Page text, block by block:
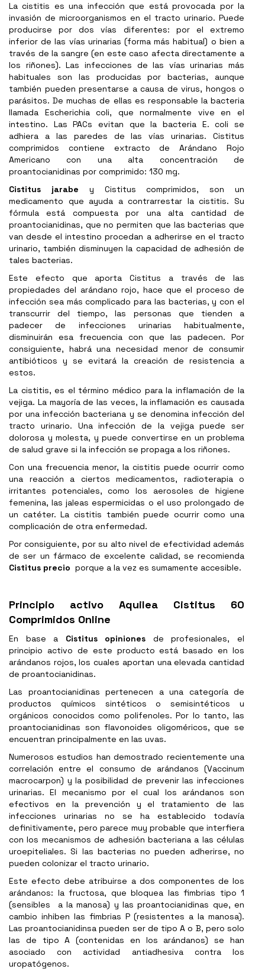
La cistitis es una infección que está provocada por la
invasión de microorganismos en el tracto urinario. Puede
producirse por dos vías diferentes: por el extremo
inferior de las vías urinarias (forma más habitual) o bien a
través de la sangre (en este caso afecta directamente a
los riñones). Las infecciones de las vías urinarias más
habituales son las producidas por bacterias, aunque
también pueden presentarse a causa de virus, hongos o
parásitos. De muchas de ellas es responsable la bacteria
llamada Escherichia coli, que normalmente vive en el
intestino. Las PACs evitan que la bacteria E. coli se
adhiera a las paredes de las vías urinarias. Cistitus
comprimidos contiene extracto de Arándano Rojo
Americano con una alta concentración de
proantocianidinas por comprimido: 130 mg.
Cistitus jarabe y Cistitus comprimidos, son un
medicamento que ayuda a contrarrestar la cistitis. Su
fórmula está compuesta por una alta cantidad de
proantocianidinas, que no permiten que las bacterias que
van desde el intestino procedan a adherirse en el tracto
urinario, también disminuyen la capacidad de adhesión de
tales bacterias.
Este efecto que aporta Cistitus a través de las
propiedades del arándano rojo, hace que el proceso de
infección sea más complicado para las bacterias, y con el
transcurrir del tiempo, las personas que tienden a
padecer de infecciones urinarias habitualmente,
disminuirán esa frecuencia con que las padecen. Por
consiguiente, habrá una necesidad menor de consumir
antibióticos y se evitará la creación de resistencia a
estos.
La cistitis, es el término médico para la inflamación de la
vejiga. La mayoría de las veces, la inflamación es causada
por una infección bacteriana y se denomina infección del
tracto urinario. Una infección de la vejiga puede ser
dolorosa y molesta, y puede convertirse en un problema
de salud grave si la infección se propaga a los riñones.
Con una frecuencia menor, la cistitis puede ocurrir como
una reacción a ciertos medicamentos, radioterapia o
irritantes potenciales, como los aerosoles de higiene
femenina, las jaleas espermicidas o el uso prolongado de
un catéter. La cistitis también puede ocurrir como una
complicación de otra enfermedad.
Por consiguiente, por su alto nivel de efectividad además
de ser un fármaco de excelente calidad, se recomienda
Cistitus precio porque a la vez es sumamente accesible.
Principio activo Aquilea Cistitus 60
Comprimidos Online
En base a Cistitus opiniones de profesionales, el
principio activo de este producto está basado en los
arándanos rojos, los cuales aportan una elevada cantidad
de proantocianidinas.
Las proantocianidinas pertenecen a una categoría de
productos químicos sintéticos o semisintéticos u
orgánicos conocidos como polifenoles. Por lo tanto, las
proantocianidinas son flavonoides oligoméricos, que se
encuentran principalmente en las uvas.
Numerosos estudios han demostrado recientemente una
correlación entre el consumo de arándanos (Vaccinum
macrocarpon) y la posibilidad de prevenir las infecciones
urinarias. El mecanismo por el cual los arándanos son
efectivos en la prevención y el tratamiento de las
infecciones urinarias no se ha establecido todavía
definitivamente, pero parece muy probable que interfiera
con los mecanismos de adhesión bacteriana a las células
uroepiteliales. Si las bacterias no pueden adherirse, no
pueden colonizar el tracto urinario.
Este efecto debe atribuirse a dos componentes de los
arándanos: la fructosa, que bloquea las fimbrias tipo 1
(sensibles a la manosa) y las proantocianidinas que, en
cambio inhiben las fimbrias P (resistentes a la manosa).
Las proantocianidinsa pueden ser de tipo A o B, pero solo
las de tipo A (contenidas en los arándanos) se han
asociado con actividad antiadhesiva contra los
uropatógenos.